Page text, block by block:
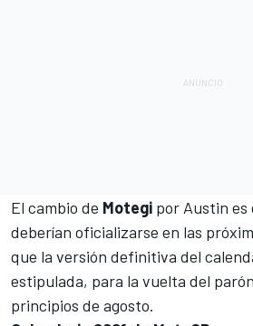
El cambio de Motegi por Austin es
deberían oficializarse en las
que la versión definitiva del
estipulada, para la vuelta del
principios de agosto.